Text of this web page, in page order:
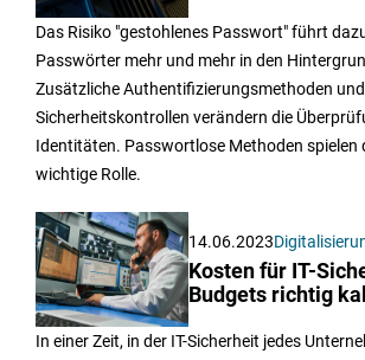
Das Risiko "gestohlenes Passwort" führt
Passwörter mehr und mehr in den
Zusätzliche Authentifizierungsmethoden und
Sicherheitskontrollen verändern die
Identitäten. Passwortlose Methoden spielen
wichtige Rolle.
14.06.2023
Kosten für IT-
Budgets richtig
In einer Zeit, in der IT-Sicherheit jedes